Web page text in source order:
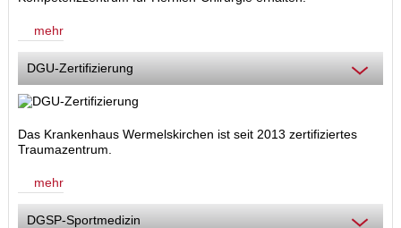
mehr
DGU-Zertifizierung
Das Krankenhaus Wermelskirchen ist seit 2013 zertifiziertes
Traumazentrum.
mehr
DGSP-Sportmedizin